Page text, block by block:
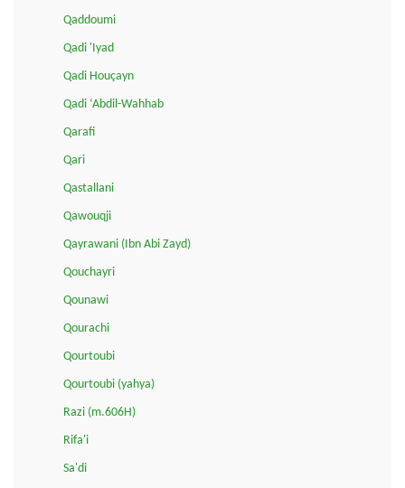
Qaddoumi
Qadi 'Iyad
Qadi Houçayn
Qadi ‘Abdil-Wahhab
Qarafi
Qari
Qastallani
Qawouqji
Qayrawani (Ibn Abi Zayd)
Qouchayri
Qounawi
Qourachi
Qourtoubi
Qourtoubi (yahya)
Razi (m.606H)
Rifa'i
Sa'di